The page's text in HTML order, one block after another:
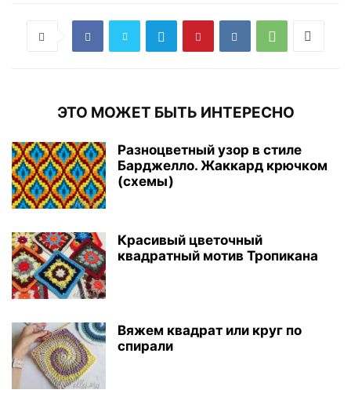
ЭТО МОЖЕТ БЫТЬ ИНТЕРЕСНО
Разноцветный узор в стиле
Барджелло. Жаккард крючком
(схемы)
Красивый цветочный
квадратный мотив Тропикана
Вяжем квадрат или круг по
спирали